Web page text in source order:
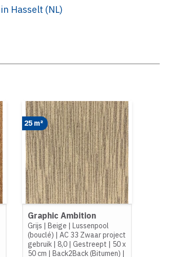
in Hasselt (NL)
25 m²
Graphic Ambition
Grijs | Beige | Lussenpool
(bouclé) | AC 33 Zwaar project
gebruik| 8,0| Gestreept | 50 x
50 cm | Back2Back (Bitumen) |